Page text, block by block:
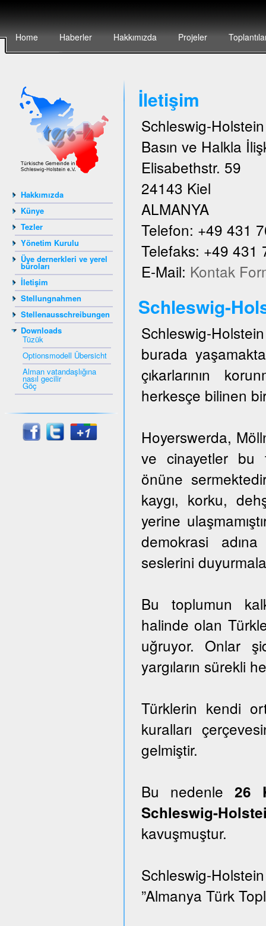
Home Haberler Hakkımızda Projeler
Hakkımızda
Künye
Tezler
Yönetim Kurulu
Üye dernerkleri ve yerel
büroları
İletişim
Stellungnahmen
Stellenausschreibungen
Downloads
Tüzük
Optionsmodell Übersicht
Alman vatandaşlığına
nasıl gecilir
Göç
İletişim
Schleswig-
Basın ve Halkla
Elisabethstr. 59
24143 Kiel
ALMANYA
Telefon: +49 431
Telefaks: +49 431
E-Mail: Kontak
Schleswig-
Schleswig-
burada
çıkarlarının
herkesçe bilinen
Hoyerswerda,
ve cinayetler bu
önüne
kaygı, korku,
yerine
demokrasi
seslerini
Bu toplumun
halinde olan
uğruyor. Onlar
yargıların sürekli
Türklerin kendi
kuralları
gelmiştir.
Bu nedenle26
Schleswig-
kavuşmuştur.
Schleswig-
”Almanya Türk